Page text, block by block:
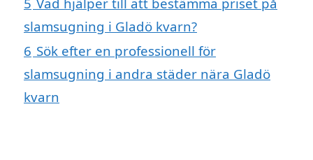
slamsugning i Gladö kvarn?
6 Sök efter en professionell för
slamsugning i andra städer nära Gladö
kvarn